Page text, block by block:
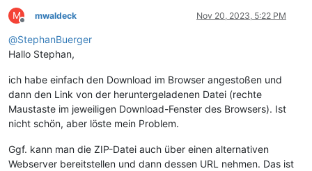
M
Offline
mwaldeck Nov 20, 2023, 5:22 PM
@StephanBuerger
Hallo Stephan,
ich habe einfach den Download im Browser angestoßen und
dann den Link von der heruntergeladenen Datei (rechte
Maustaste im jeweiligen Download-Fenster des Browsers). Ist
nicht schön, aber löste mein Problem.
Ggf. kann man die ZIP-Datei auch über einen alternativen
Webserver bereitstellen und dann dessen URL nehmen. Das ist